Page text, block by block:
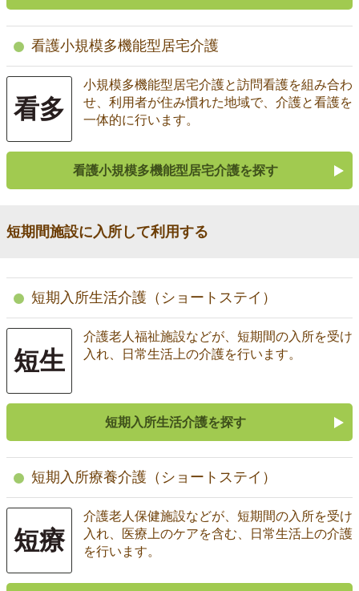
看護小規模多機能型居宅介護
看多
小規模多機能型居宅介護と訪問看護を組み合わ
せ、利用者が住み慣れた地域で、介護と看護を
一体的に行います。
看護小規模多機能型居宅介護を探す
短期間施設に入所して利用する
短期入所生活介護（ショートステイ）
短生
介護老人福祉施設などが、短期間の入所を受け
入れ、日常生活上の介護を行います。
短期入所生活介護を探す
短期入所療養介護（ショートステイ）
短療
介護老人保健施設などが、短期間の入所を受け
入れ、医療上のケアを含む、日常生活上の介護
を行います。